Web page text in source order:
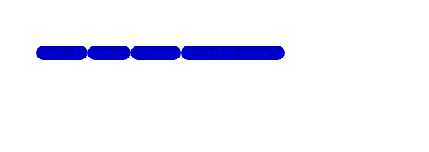
Mots-clésAuteursGlossaireRecherche avancée